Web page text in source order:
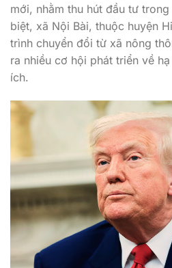
mới, nhằm thu hút đầu tư
biệt, xã Nội Bài, thuộc huyện
trình chuyển đổi từ xã nông
ra nhiều cơ hội phát triển về
ích.